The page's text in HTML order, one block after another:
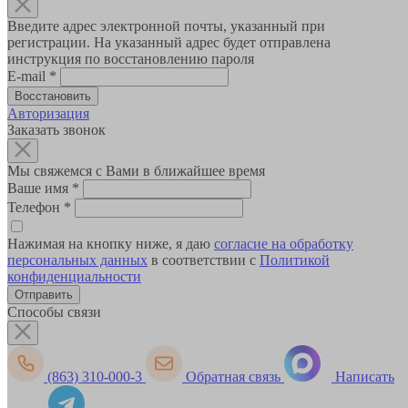
Введите адрес электронной почты, указанный при
регистрации. На указанный адрес будет отправлена
инструкция по восстановлению пароля
E-mail *
Авторизация
Заказать звонок
Мы свяжемся с Вами в ближайшее время
Ваше имя *
Телефон *
Нажимая на кнопку ниже, я даю согласие на обработку
персональных данных в соответствии с Политикой
конфиденциальности
Способы связи
(863) 310-000-3 Обратная связь Написать